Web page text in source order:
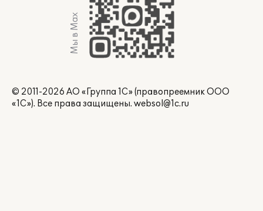
Мы в Max
© 2011-2026 АО «Группа 1С» (правопреемник ООО
«1С»). Все права защищены. websol@1c.ru